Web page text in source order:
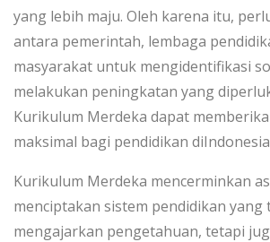
yang lebih maju. Oleh karena itu,
antara pemerintah, lembaga
masyarakat untuk mengidentifikasi
melakukan peningkatan yang
Kurikulum Merdeka dapat
maksimal bagi pendidikan
Kurikulum Merdeka mencerminkan
menciptakan sistem pendidikan yang
mengajarkan pengetahuan, tetapi